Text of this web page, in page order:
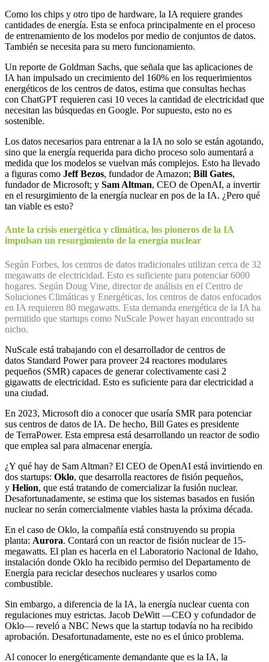
Como los chips y otro tipo de hardware, la IA requiere grandes
cantidades de energía. Esta se enfoca principalmente en el proceso
de entrenamiento de los modelos por medio de conjuntos de datos.
También se necesita para su mero funcionamiento.
Un reporte de Goldman Sachs, que señala que las aplicaciones de
IA han impulsado un crecimiento del 160% en los requerimientos
energéticos de los centros de datos, estima que consultas hechas
con ChatGPT requieren casi 10 veces la cantidad de electricidad que
necesitan las búsquedas en Google. Por supuesto, esto no es
sostenible.
Los datos necesarios para entrenar a la IA no solo se están agotando,
sino que la energía requerida para dicho proceso solo aumentará a
medida que los modelos se vuelvan más complejos. Esto ha llevado
a figuras como Jeff Bezos, fundador de Amazon; Bill Gates,
fundador de Microsoft; y Sam Altman, CEO de OpenAI, a invertir
en el resurgimiento de la energía nuclear en pos de la IA. ¿Pero qué
tan viable es esto?
Ante la crisis energética y climática, los pioneros de la IA
impulsan un resurgimiento de la energía nuclear
Según Forbes, los centros de datos tradicionales utilizan cerca de 32
megawatts de electricidad. Esto es suficiente para potenciar 6000
hogares. Según Doug Vine, director de análisis en el Centro de
Soluciones Climáticas y Energéticas, los centros de datos enfocados
en IA requieren 80 megawatts. Esta demanda energética de la IA ha
permitido que startups como NuScale Power hayan encontrado su
nicho.
NuScale está trabajando con el desarrollador de centros de
datos Standard Power para proveer 24 reactores modulares
pequeños (SMR) capaces de generar colectivamente casi 2
gigawatts de electricidad. Esto es suficiente para dar electricidad a
una ciudad.
En 2023, Microsoft dio a conocer que usaría SMR para potenciar
sus centros de datos de IA. De hecho, Bill Gates es presidente
de TerraPower. Esta empresa está desarrollando un reactor de sodio
que emplea sal para almacenar energía.
¿Y qué hay de Sam Altman? El CEO de OpenAI está invirtiendo en
dos startups: Oklo, que desarrolla reactores de fisión pequeños,
y Helion, que está tratando de comercializar la fusión nuclear.
Desafortunadamente, se estima que los sistemas basados en fusión
nuclear no serán comercialmente viables hasta la próxima década.
En el caso de Oklo, la compañía está construyendo su propia
planta: Aurora. Contará con un reactor de fisión nuclear de 15-
megawatts. El plan es hacerla en el Laboratorio Nacional de Idaho,
instalación donde Oklo ha recibido permiso del Departamento de
Energía para reciclar desechos nucleares y usarlos como
combustible.
Sin embargo, a diferencia de la IA, la energía nuclear cuenta con
regulaciones muy estrictas. Jacob DeWitt —CEO y cofundador de
Oklo— reveló a NBC News que la startup todavía no ha recibido
aprobación. Desafortunadamente, este no es el único problema.
Al conocer lo energéticamente demandante que es la IA, la